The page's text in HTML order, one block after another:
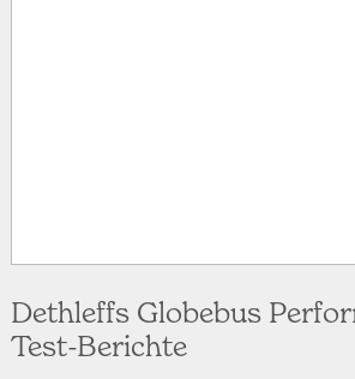
Dethleffs Globebus
Test-Berichte